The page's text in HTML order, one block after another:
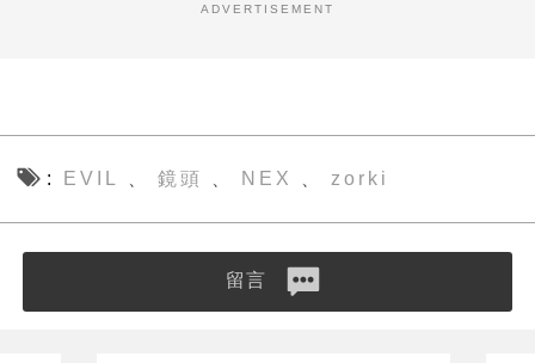
ADVERTISEMENT
EVIL 鏡頭 NEX zorki
留言